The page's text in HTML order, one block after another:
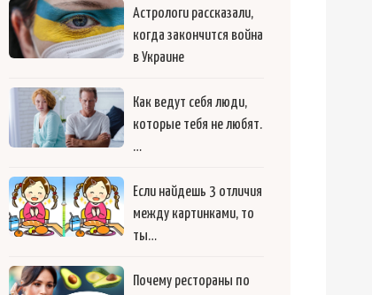
Астрологи рассказали,
когда закончится война
в Украине
Как ведут себя люди,
которые тебя не любят.
…
Если найдешь 3 отличия
между картинками, то
ты…
Почему рестораны по